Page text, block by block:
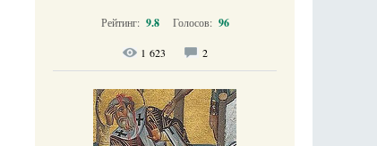
Рейтинг: 9.8 Голосов: 96
1 623 2